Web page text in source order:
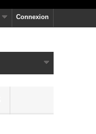
Connexion